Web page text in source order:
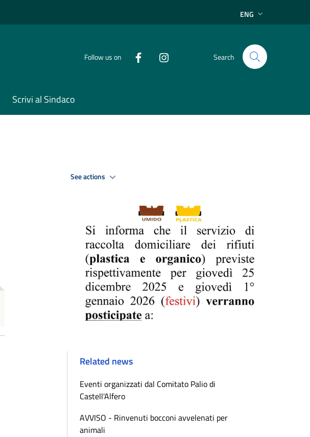
ENG
Follow us on Search
Scrivi al Sindaco
See actions
Related news
Eventi organizzati dal Comitato Palio di
Castell'Alfero
AVVISO - Rinvenuti bocconi avvelenati per
animali